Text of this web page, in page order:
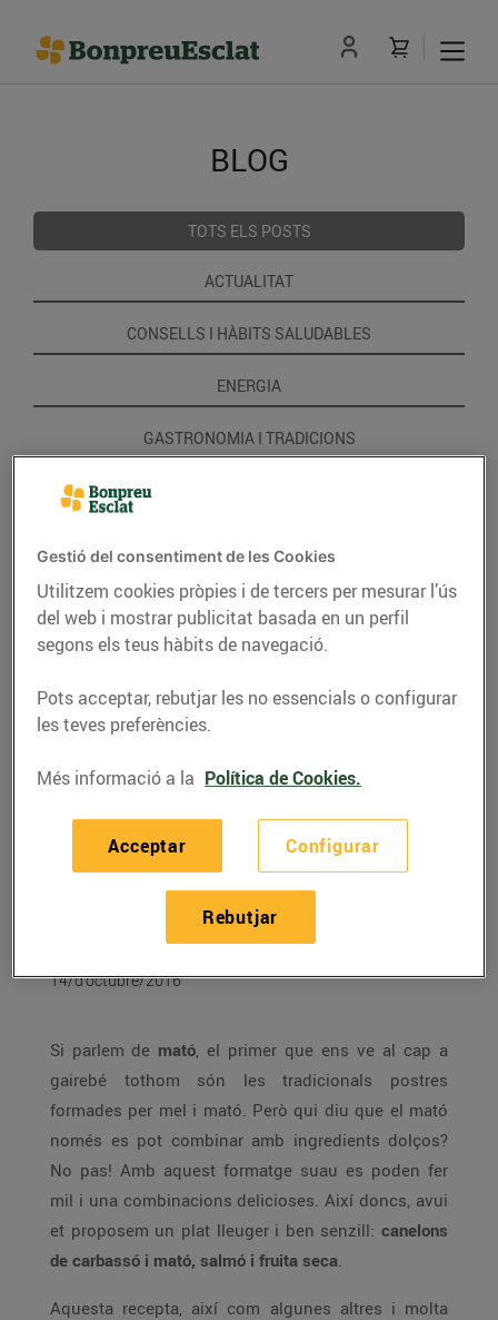
BLOG
TOTS ELS POSTS
ACTUALITAT
CONSELLS I HÀBITS SALUDABLES
ENERGIA
GASTRONOMIA I TRADICIONS
RECEPTES
Canelons de carbassó
amb mató, salmó i
fruita seca
14/d’octubre/2016
Si parlem de mató, el primer que ens ve al cap a
gairebé tothom són les tradicionals postres
formades per mel i mató. Però qui diu que el mató
només es pot combinar amb ingredients dolços?
No pas! Amb aquest formatge suau es poden fer
mil i una combinacions delicioses. Així doncs, avui
et proposem un plat lleuger i ben senzill: canelons
de carbassó i mató, salmó i fruita seca.
Aquesta recepta, així com algunes altres i molta
Gestió del consentiment de les Cookies
Utilitzem cookies pròpies i de tercers per mesurar l’ús
del web i mostrar publicitat basada en un perfil
segons els teus hàbits de navegació.
Pots acceptar, rebutjar les no essencials o configurar
les teves preferències.
Més informació a la Política de Cookies.
Configurar
Rebutjar
Acceptar